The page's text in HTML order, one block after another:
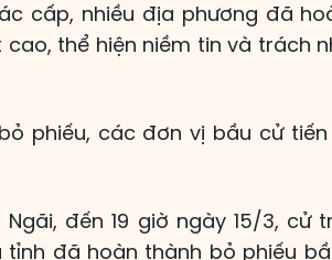
cấp, nhiều địa phương đã
thể hiện niềm tin và trách
phiếu, các đơn vị bầu cử
đến 19 giờ ngày 15/3,
đã hoàn thành bỏ phiếu